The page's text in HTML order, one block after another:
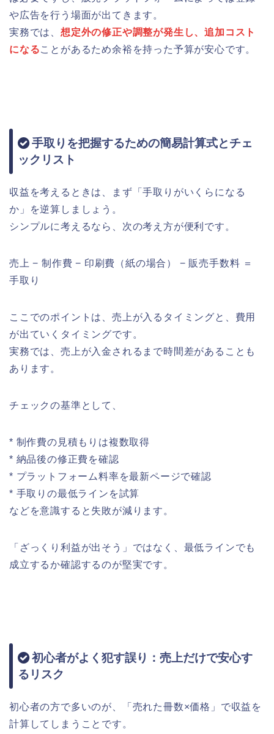
や広告を行う場面が出てきます。
実務では、 想定外の修正や調整が発生し、追加コスト
になることがあるため余裕を持った予算が安心です。
手取りを把握するための簡易計算式とチェ
ックリスト
収益を考えるときは、まず「手取りがいくらになる
か」を逆算しましょう。
シンプルに考えるなら、次の考え方が便利です。
売上 − 制作費 − 印刷費（紙の場合） − 販売手数料 ＝
手取り
ここでのポイントは、売上が入るタイミングと、費用
が出ていくタイミングです。
実務では、売上が入金されるまで時間差があることも
あります。
チェックの基準として、
* 制作費の見積もりは複数取得
* 納品後の修正費を確認
* プラットフォーム料率を最新ページで確認
* 手取りの最低ラインを試算
などを意識すると失敗が減ります。
「ざっくり利益が出そう」ではなく、最低ラインでも
成立するか確認するのが堅実です。
初心者がよく犯す誤り：売上だけで安心す
るリスク
初心者の方で多いのが、「売れた冊数×価格」で収益を
計算してしまうことです。